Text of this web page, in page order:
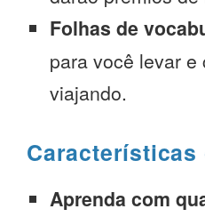
Folhas de
para você levar
viajando.
Características
Aprenda com